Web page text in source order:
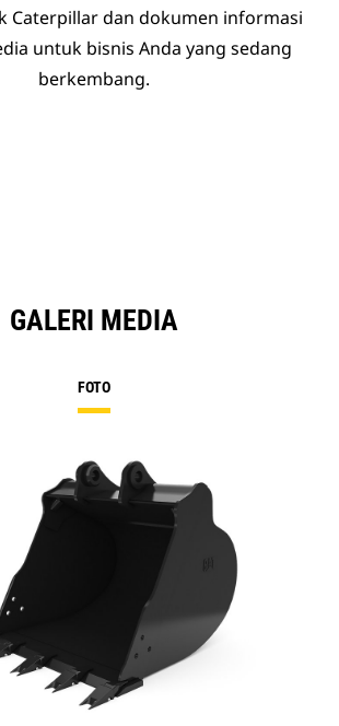
Caterpillar dan dokumen informasi
untuk bisnis Anda yang sedang
berkembang.
GALERI MEDIA
FOTO